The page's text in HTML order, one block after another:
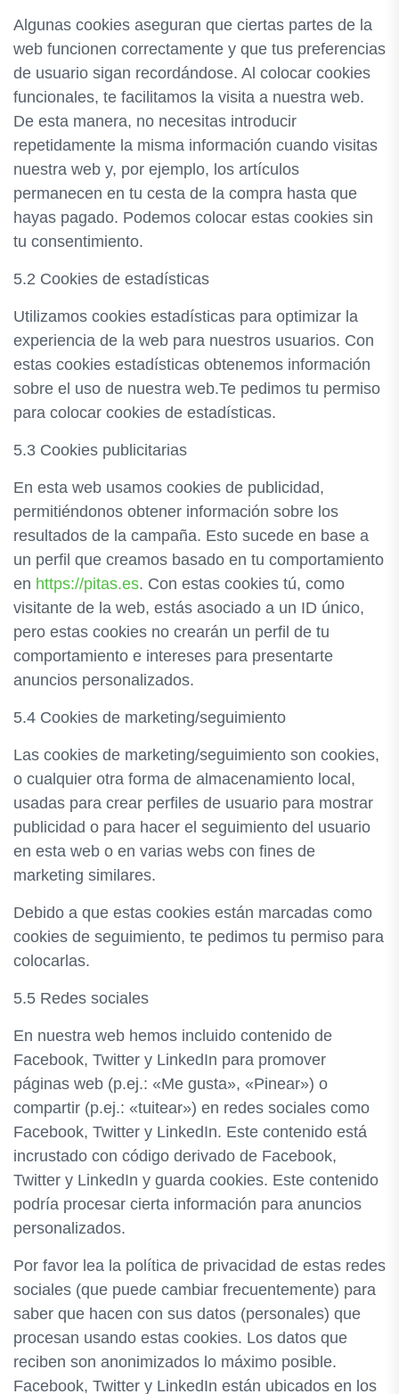
Algunas cookies aseguran que ciertas partes de la
web funcionen correctamente y que tus preferencias
de usuario sigan recordándose. Al colocar cookies
funcionales, te facilitamos la visita a nuestra web.
De esta manera, no necesitas introducir
repetidamente la misma información cuando visitas
nuestra web y, por ejemplo, los artículos
permanecen en tu cesta de la compra hasta que
hayas pagado. Podemos colocar estas cookies sin
tu consentimiento.
5.2 Cookies de estadísticas
Utilizamos cookies estadísticas para optimizar la
experiencia de la web para nuestros usuarios. Con
estas cookies estadísticas obtenemos información
sobre el uso de nuestra web.Te pedimos tu permiso
para colocar cookies de estadísticas.
5.3 Cookies publicitarias
En esta web usamos cookies de publicidad,
permitiéndonos obtener información sobre los
resultados de la campaña. Esto sucede en base a
un perfil que creamos basado en tu comportamiento
en https://pitas.es. Con estas cookies tú, como
visitante de la web, estás asociado a un ID único,
pero estas cookies no crearán un perfil de tu
comportamiento e intereses para presentarte
anuncios personalizados.
5.4 Cookies de marketing/seguimiento
Las cookies de marketing/seguimiento son cookies,
o cualquier otra forma de almacenamiento local,
usadas para crear perfiles de usuario para mostrar
publicidad o para hacer el seguimiento del usuario
en esta web o en varias webs con fines de
marketing similares.
Debido a que estas cookies están marcadas como
cookies de seguimiento, te pedimos tu permiso para
colocarlas.
5.5 Redes sociales
En nuestra web hemos incluido contenido de
Facebook, Twitter y LinkedIn para promover
páginas web (p.ej.: «Me gusta», «Pinear») o
compartir (p.ej.: «tuitear») en redes sociales como
Facebook, Twitter y LinkedIn. Este contenido está
incrustado con código derivado de Facebook,
Twitter y LinkedIn y guarda cookies. Este contenido
podría procesar cierta información para anuncios
personalizados.
Por favor lea la política de privacidad de estas redes
sociales (que puede cambiar frecuentemente) para
saber que hacen con sus datos (personales) que
procesan usando estas cookies. Los datos que
reciben son anonimizados lo máximo posible.
Facebook, Twitter y LinkedIn están ubicados en los